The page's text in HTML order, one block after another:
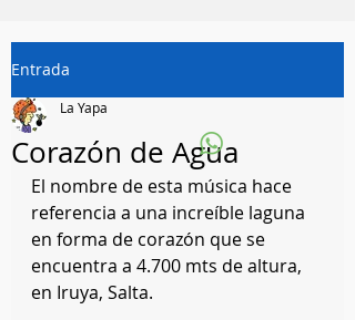
Entrada
Corazón de Agua
La Yapa
El nombre de esta música hace
referencia a una increíble laguna
en forma de corazón que se
encuentra a 4.700 mts de altura,
en Iruya, Salta.